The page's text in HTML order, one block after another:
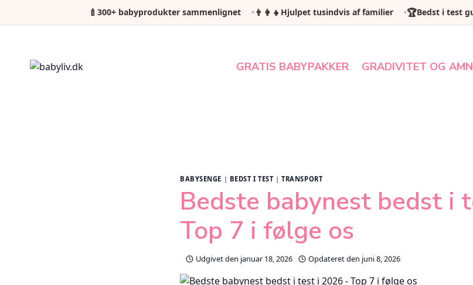
🍼 300+ babyprodukter sammenlignet 👨‍👩‍👧 Hjulpet tusindvis af familier 🏆Bedst i test
indhold
GRATIS BABYPAKKER GRADIVITET OG
BABYSENGE | BEDST I TEST|TRANSPORT
Bedste babynest bedst i
Top 7 i følge os
Udgivet den januar 18, 2026 Opdateret den juni 8, 2026